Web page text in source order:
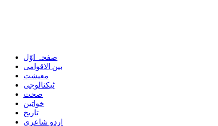
صفحہ اوّل
بین الاقوامی
معیشت
ٹیکنالوجی
صحت
خواتین
تاریخ
اردو شاعری